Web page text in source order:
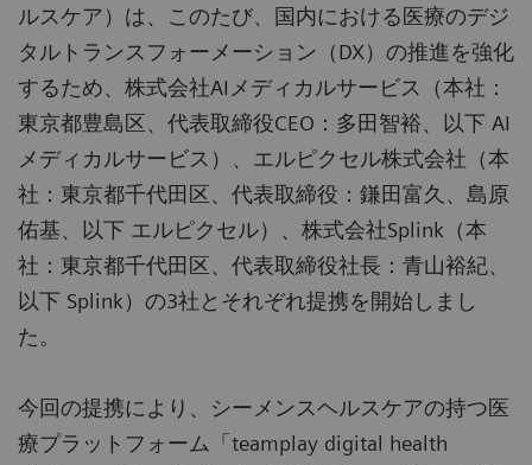
ルスケア）は、このたび、国内における医療のデジ
タルトランスフォーメーション（DX）の推進を強化
するため、株式会社AIメディカルサービス（本社：
東京都豊島区、代表取締役CEO：多田智裕、以下 AI
メディカルサービス）、エルピクセル株式会社（本
社：東京都千代田区、代表取締役：鎌田富久、島原
佑基、以下 エルピクセル）、株式会社Splink（本
社：東京都千代田区、代表取締役社長：青山裕紀、
以下 Splink）の3社とそれぞれ提携を開始しまし
た。
今回の提携により、シーメンスヘルスケアの持つ医
療プラットフォーム「teamplay digital health